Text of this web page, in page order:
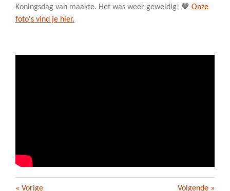
Koningsdag van maakte. Het was weer geweldig! 🧡 Onze
foto's vind je hier.
« Vorige Volgende »